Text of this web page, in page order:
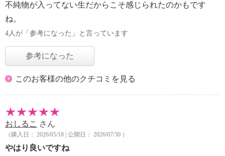
不純物が入ってない生だからこそ感じられたのかもです
ね。
4人が「参考になった」と言っています
参考になった
このお客様の他のクチコミを見る
おしるこ さん
（購入日： 2026/05/18 | 公開日： 2026/07/30 ）
やはり良いですね